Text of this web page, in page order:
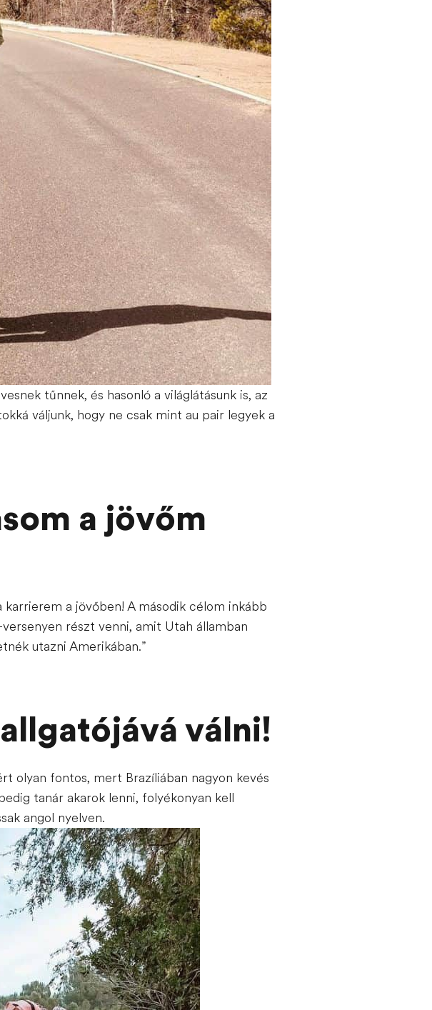
tűnnek, és hasonló a világlátásunk is, az
váljunk, hogy ne csak mint au pair legyek a
a jövőm
a jövőben! A második célom inkább
részt venni, amit Utah államban
utazni Amerikában.”
válni!
olyan fontos, mert Brazíliában nagyon kevés
tanár akarok lenni, folyékonyan kell
angol nyelven.